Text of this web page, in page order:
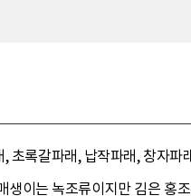
록갈파래, 납작파래, 창자파
생이는 녹조류이지만 김은 홍